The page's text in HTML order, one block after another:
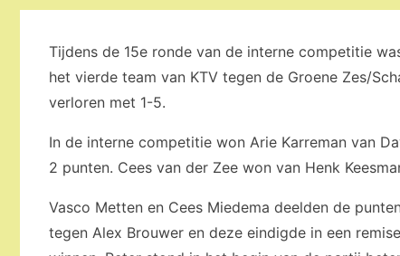
Tijdens de 15e ronde van de interne competitie
het vierde team van KTV tegen de Groene Zes/
verloren met 1-5.
In de interne competitie won Arie Karreman van
2 punten. Cees van der Zee won van Henk
Vasco Metten en Cees Miedema deelden de
tegen Alex Brouwer en deze eindigde in een